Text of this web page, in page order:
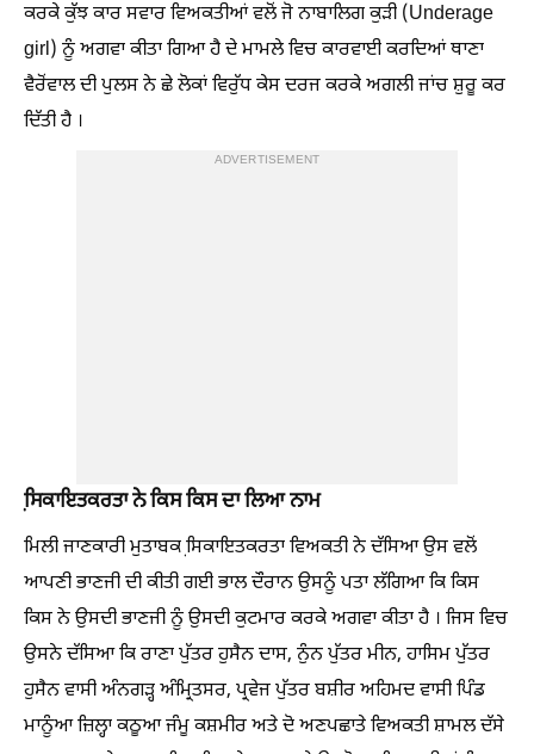
ਕਰਕੇ ਕੁੱਝ ਕਾਰ ਸਵਾਰ ਵਿਅਕਤੀਆਂ ਵਲੋਂ ਜੋ ਨਾਬਾਲਿਗ ਕੁੜੀ (Underage
girl) ਨੂੰ ਅਗਵਾ ਕੀਤਾ ਗਿਆ ਹੈ ਦੇ ਮਾਮਲੇ ਵਿਚ ਕਾਰਵਾਈ ਕਰਦਿਆਂ ਥਾਣਾ
ਵੈਰੋਂਵਾਲ ਦੀ ਪੁਲਸ ਨੇ ਛੇ ਲੋਕਾਂ ਵਿਰੁੱਧ ਕੇਸ ਦਰਜ ਕਰਕੇ ਅਗਲੀ ਜਾਂਚ ਸ਼ੁਰੂ ਕਰ
ਦਿੱਤੀ ਹੈ ।
ADVERTISEMENT
ਸਿ਼ਕਾਇਤਕਰਤਾ ਨੇ ਕਿਸ ਕਿਸ ਦਾ ਲਿਆ ਨਾਮ
ਮਿਲੀ ਜਾਣਕਾਰੀ ਮੁਤਾਬਕ ਸਿ਼ਕਾਇਤਕਰਤਾ ਵਿਅਕਤੀ ਨੇ ਦੱਸਿਆ ਉਸ ਵਲੋਂ
ਆਪਣੀ ਭਾਣਜੀ ਦੀ ਕੀਤੀ ਗਈ ਭਾਲ ਦੌਰਾਨ ਉਸਨੂੰ ਪਤਾ ਲੱਗਿਆ ਕਿ ਕਿਸ
ਕਿਸ ਨੇ ਉਸਦੀ ਭਾਣਜੀ ਨੂੰ ਉਸਦੀ ਕੁਟਮਾਰ ਕਰਕੇ ਅਗਵਾ ਕੀਤਾ ਹੈ । ਜਿਸ ਵਿਚ
ਉਸਨੇ ਦੱਸਿਆ ਕਿ ਰਾਣਾ ਪੁੱਤਰ ਹੁਸੈਨ ਦਾਸ, ਨੁੰਨ ਪੁੱਤਰ ਮੀਨ, ਹਾਸਿਮ ਪੁੱਤਰ
ਹੁਸੈਨ ਵਾਸੀ ਅੰਨਗੜ੍ਹ ਅੰਮ੍ਰਿਤਸਰ, ਪ੍ਰਵੇਜ ਪੁੱਤਰ ਬਸ਼ੀਰ ਅਹਿਮਦ ਵਾਸੀ ਪਿੰਡ
ਮਾਨੂੰਆ ਜ਼ਿਲ੍ਹਾ ਕਠੂਆ ਜੰਮੂ ਕਸ਼ਮੀਰ ਅਤੇ ਦੋ ਅਣਪਛਾਤੇ ਵਿਅਕਤੀ ਸ਼ਾਮਲ ਦੱਸੇ